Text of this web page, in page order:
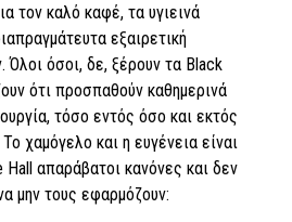
τον καλό καφέ, τα υγιεινά
εξαιρετική
όσοι, δε, ξέρουν τα Black
ότι προσπαθούν καθημερινά
τόσο εντός όσο και εκτός
χαμόγελο και η ευγένεια είναι
απαράβατοι κανόνες και δεν
μην τους εφαρμόζουν: